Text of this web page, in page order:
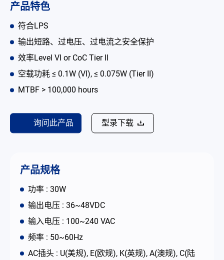
产品特色
符合LPS
输出短路、过电压、过电流之安全保护
效率Level VI or CoC Tier II
空载功耗 ≤ 0.1W (VI), ≤ 0.075W (Tier II)
MTBF > 100,000 hours
询问此产品 型录下载
产品规格
功率 : 30W
输出电压 : 36~48VDC
输入电压 : 100~240 VAC
频率 : 50~60Hz
AC插头 : U(美规), E(欧规), K(英规), A(澳规), C(陆
LED 电源
CRPS 电源
解决方案
为何选择翌胜
公司简介
联络我们
简体中文 English